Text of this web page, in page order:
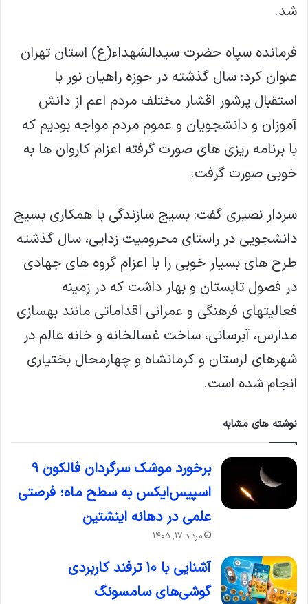
شد.
فرمانده سپاه حضرت سیدالشهداء(ع) استان تهران
عنوان کرد: سال گذشته در حوزه راهیان نور با
استقبال پرشور اقشار مختلف مردم اعم از دانش
آموزان و دانشجویان و عموم مردم مواجه بودیم که
با برنامه ریزی های صورت گرفته اعزام کاروان ها به
خوبی صورت گرفت.
سردار نصیری گفت: بسیج سازندگی با همکاری بسیج
دانشجویی در راستای محرومیت زدایی، سال گذشته
طرح های بسیار خوبی را با اعزام گروه های جهادی
در فصول تابستان و بهار داشت که در زمینه
فعالیتهای فرهنگی و عمرانی اقداماتی مانند بهسازی
مدارس، آبرسانی، ساخت غسالخانه و خانه عالم در
شهرهای لرستان و کرمانشاه و چهارمحال بختیاری
انجام شده است.
نوشته های مشابه
برخورد موشک سرگردان فالکون ۹
اسپیس‌ایکس به سطح ماه؛ فرصتی
علمی در دهانه اینشتین
مرداد 17, 1405
آشنایی با ۱۰ ترفند کاربردی
گوشی‌های سامسونگ